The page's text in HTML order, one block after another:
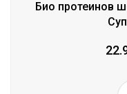
Био протеинов